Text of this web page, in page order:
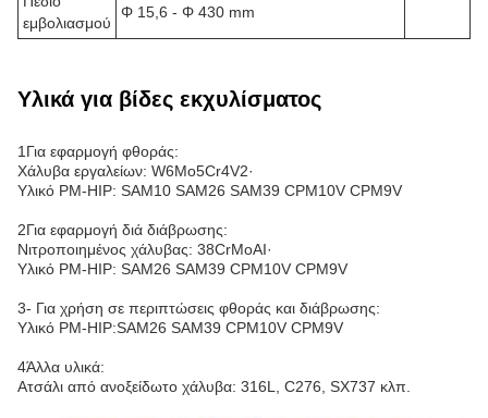
εμβολιασμού
Φ 15,6 - Φ 430 mm
Υλικά για βίδες εκχυλίσματος
1Για εφαρμογή φθοράς:
Χάλυβα εργαλείων: W6Mo5Cr4V2·
Υλικό PM-HIP: SAM10 SAM26 SAM39 CPM10V CPM9V
2Για εφαρμογή διά διάβρωσης:
Νιτροποιημένος χάλυβας: 38CrMoAI·
Υλικό PM-HIP: SAM26 SAM39 CPM10V CPM9V
3- Για χρήση σε περιπτώσεις φθοράς και διάβρωσης:
Υλικό PM-HIP:SAM26 SAM39 CPM10V CPM9V
4Άλλα υλικά:
Ατσάλι από ανοξείδωτο χάλυβα: 316L, C276, SX737 κλπ.